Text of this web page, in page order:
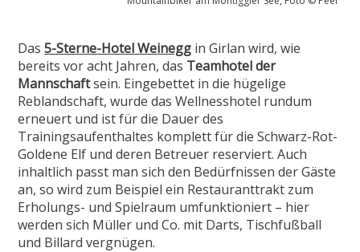
Das5-Sterne-Hotel Weinegg in Girlan wird, wie
bereits vor acht Jahren, das Teamhotel der
Mannschaftsein. Eingebettet in die hügelige
Reblandschaft, wurde das Wellnesshotel rundum
erneuert und ist für die Dauer des
Trainingsaufenthaltes komplett für die Schwarz-Rot-
Goldene Elf und deren Betreuer reserviert. Auch
inhaltlich passt man sich den Bedürfnissen der Gäste
an, so wird zum Beispiel ein Restauranttrakt zum
Erholungs- und Spielraum umfunktioniert – hier
werden sich Müller und Co. mit Darts, Tischfußball
und Billard vergnügen.